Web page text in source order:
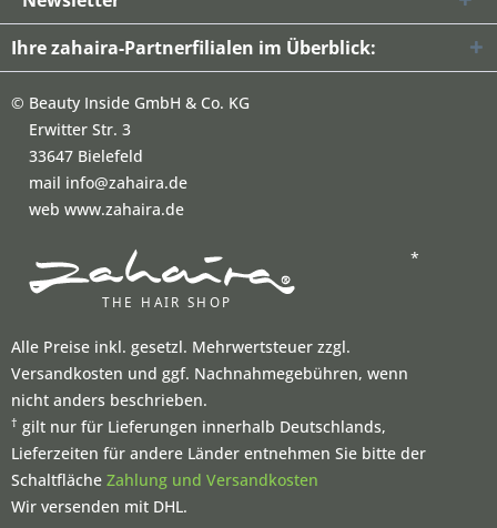
Ihre zahaira-Partnerfilialen im Überblick:
© Beauty Inside GmbH & Co. KG
Erwitter Str. 3
33647 Bielefeld
mail info@zahaira.de
web www.zahaira.de
*
Alle Preise inkl. gesetzl. Mehrwertsteuer zzgl.
Versandkosten und ggf. Nachnahmegebühren, wenn
nicht anders beschrieben.
† gilt nur für Lieferungen innerhalb Deutschlands,
Lieferzeiten für andere Länder entnehmen Sie bitte der
Schaltfläche Zahlung und Versandkosten
Wir versenden mit DHL.